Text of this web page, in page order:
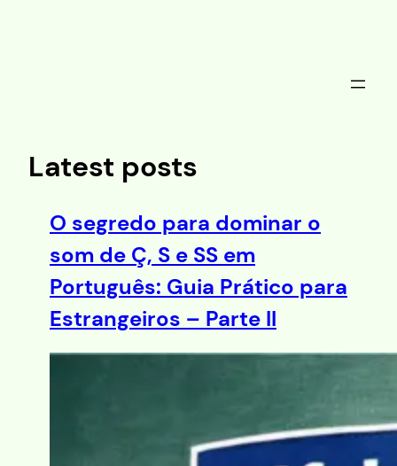
Latest posts
O segredo para dominar o
som de Ç, S e SS em
Português: Guia Prático para
Estrangeiros – Parte II